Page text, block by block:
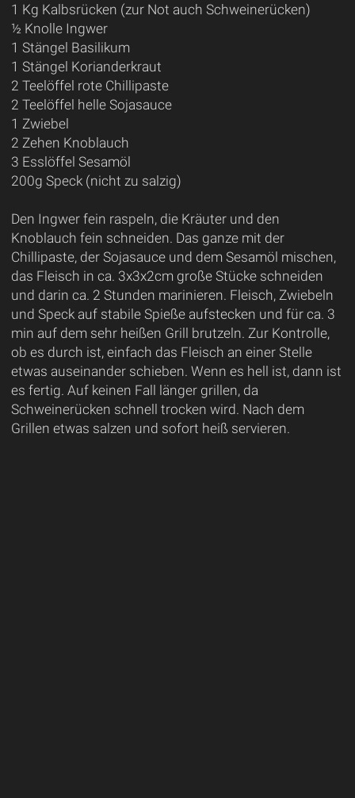
1 Kg Kalbsrücken (zur Not auch Schweinerücken)
½ Knolle Ingwer
1 Stängel Basilikum
1 Stängel Korianderkraut
2 Teelöffel rote Chillipaste
2 Teelöffel helle Sojasauce
1 Zwiebel
2 Zehen Knoblauch
3 Esslöffel Sesamöl
200g Speck (nicht zu salzig)
Den Ingwer fein raspeln, die Kräuter und den
Knoblauch fein schneiden. Das ganze mit der
Chillipaste, der Sojasauce und dem Sesamöl mischen,
das Fleisch in ca. 3x3x2cm große Stücke schneiden
und darin ca. 2 Stunden marinieren. Fleisch, Zwiebeln
und Speck auf stabile Spieße aufstecken und für ca. 3
min auf dem sehr heißen Grill brutzeln. Zur Kontrolle,
ob es durch ist, einfach das Fleisch an einer Stelle
etwas auseinander schieben. Wenn es hell ist, dann ist
es fertig. Auf keinen Fall länger grillen, da
Schweinerücken schnell trocken wird. Nach dem
Grillen etwas salzen und sofort heiß servieren.